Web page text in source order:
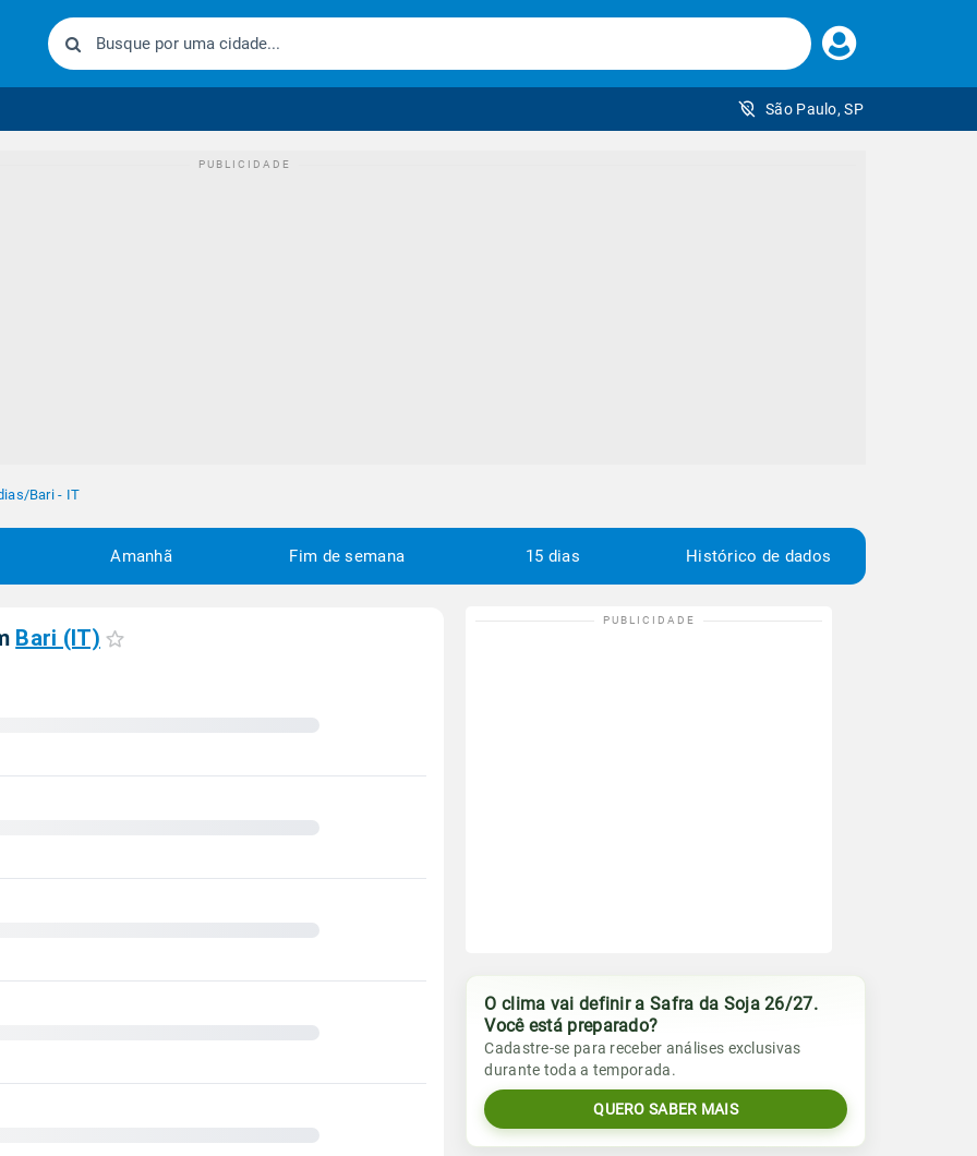
Faça
seu
São Paulo, SP
/Bari - IT
Amanhã Fim de semana 15 dias Histórico de dados
Bari (IT)
O clima vai definir a Safra da Soja 26/27.
Você está preparado?
Cadastre-se para receber análises exclusivas
durante toda a temporada.
QUERO SABER MAIS